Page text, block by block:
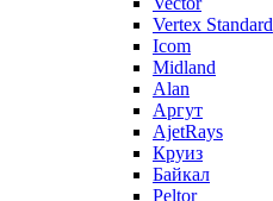
Vertex Standard
Icom
Midland
Alan
Аргут
AjetRays
Круиз
Байкал
Peltor